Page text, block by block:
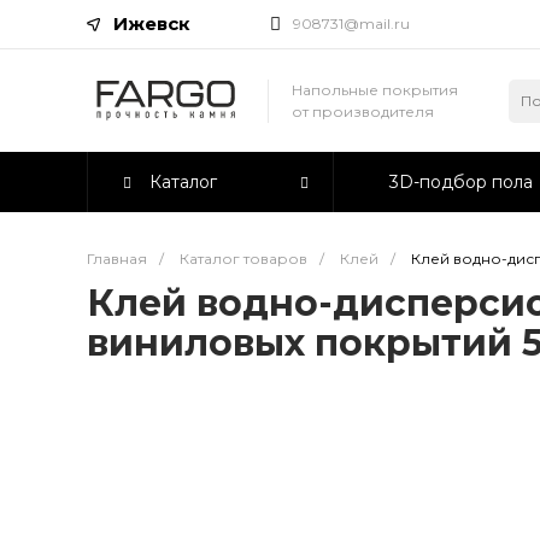
Ижевск 908731@mail.ru
Напольные покрытия
от производителя
Каталог 3D-подбор пола
Главная / Каталог товаров / Клей / Клей водно-
Клей водно-
виниловых покрытий